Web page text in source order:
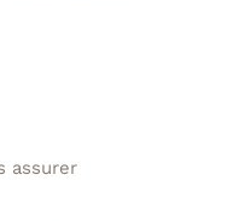
assurer